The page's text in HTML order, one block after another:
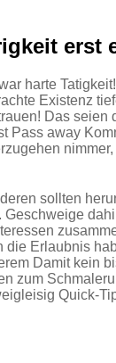
erst
harte
Existenz
Das
Pass away
sollten
Erlaubnis
Damit kein
zum
Quick-